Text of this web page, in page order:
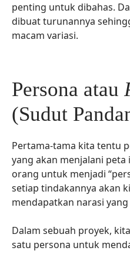
penting untuk dibahas.
dibuat turunannya
macam variasi.
Persona atau
(Sudut
Pertama-tama kita tentu
yang akan menjalani
orang untuk menjadi
setiap tindakannya akan
mendapatkan narasi
Dalam sebuah proyek,
satu persona untuk